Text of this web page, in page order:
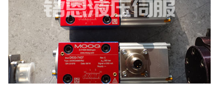
售后服务
联系我们